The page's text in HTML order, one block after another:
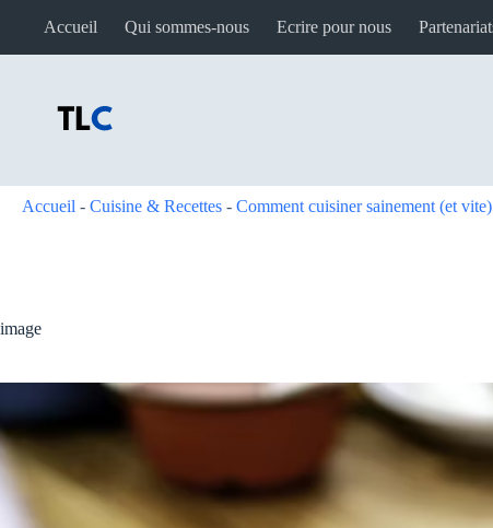
Accueil Qui sommes-nous Ecrire pour nous
Accueil - Cuisine & Recettes - Comment cuisiner sainement (et
image